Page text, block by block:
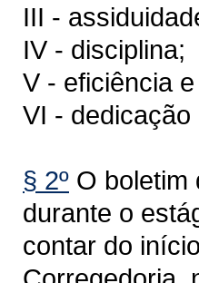
III -
IV - disciplina;
V - eficiência
VI -
§ 2º O boletim
durante o
contar do